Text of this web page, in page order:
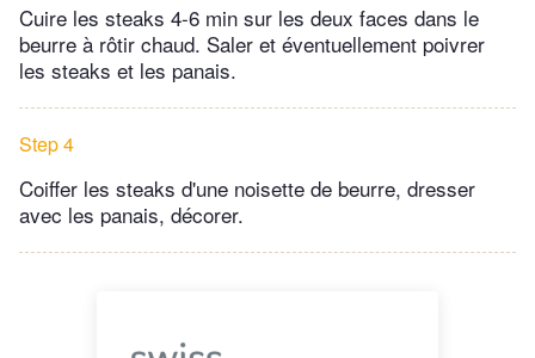
Cuire les steaks 4-6 min sur les deux faces dans le
beurre à rôtir chaud. Saler et éventuellement poivrer
les steaks et les panais.
Step 4
Coiffer les steaks d'une noisette de beurre, dresser
avec les panais, décorer.